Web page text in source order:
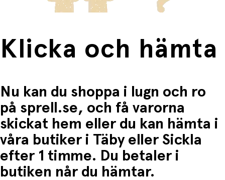
Klicka och hämta
Nu kan du shoppa i lugn och ro
på sprell.se, och få varorna
skickat hem eller du kan hämta i
våra butiker i Täby eller Sickla
efter 1 timme. Du betaler i
butiken når du hämtar.